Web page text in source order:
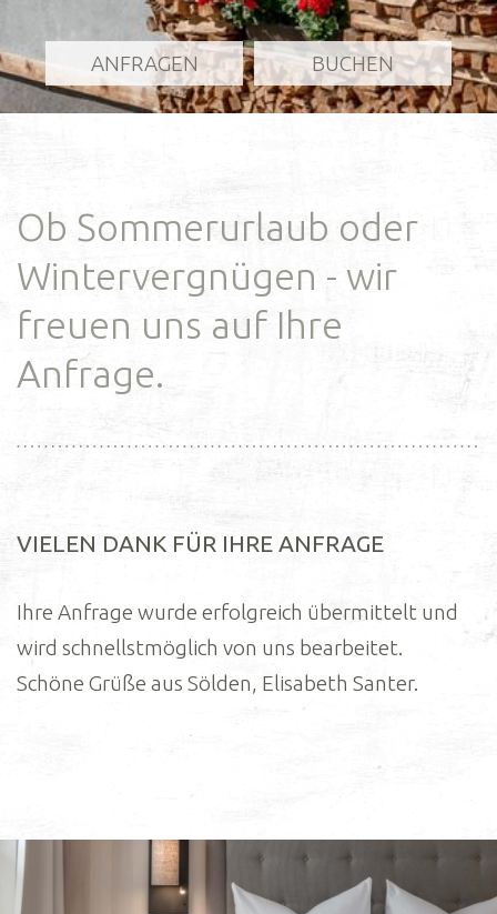
ANFRAGEN BUCHEN
Ob Sommerurlaub oder
Wintervergnügen - wir
freuen uns auf Ihre
Anfrage.
VIELEN DANK FÜR IHRE ANFRAGE
Ihre Anfrage wurde erfolgreich übermittelt und
wird schnellstmöglich von uns bearbeitet.
Schöne Grüße aus Sölden, Elisabeth Santer.